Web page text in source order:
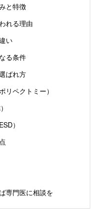
と特徴
れる理由
い
る条件
ばれ方
リペクトミー）
）
専門医に相談を